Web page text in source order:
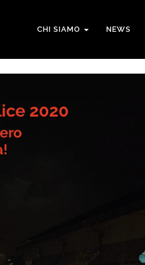
CHI SIAMO NEWS